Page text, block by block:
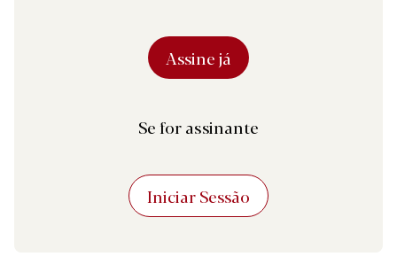
Assine já
Se for assinante
Iniciar Sessão